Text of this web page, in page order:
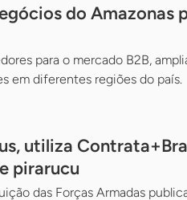
do Amazonas
para o mercado B2B,
em diferentes regiões do país.
utiliza
pirarucu
das Forças Armadas